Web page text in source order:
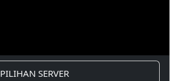
PILIHAN SERVER